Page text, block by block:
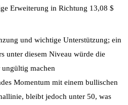
Erweiterung in Richtung 13,08 $
und wichtige Unterstützung; ein
unter diesem Niveau würde die
machen
Momentum mit einem bullischen
bleibt jedoch unter 50, was